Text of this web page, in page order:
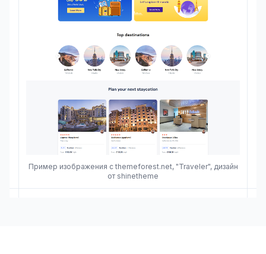
Пример изображения с themeforest.net, "Traveler", дизайн
от shinetheme